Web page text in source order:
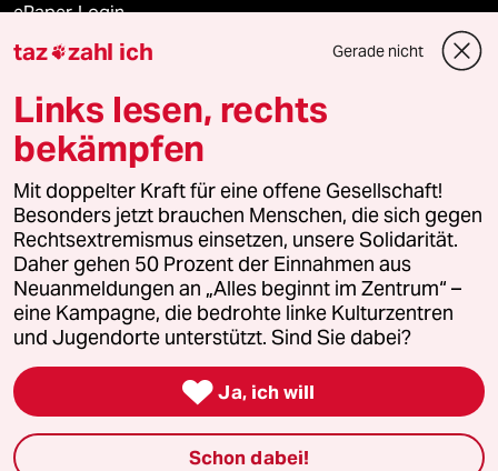
ePaper Login
Downloads für Abonnierende
© 2026 taz Verlags und Vertriebs GmbH
Alle Rechte vorbehalten. Bei rechtlichen Fragen oder für Genehmigungen
wenden Sie sich bitte an
lizenzen@taz.de
Feedback Redaktionsstatut Kommune-Richtlinien
Leitlinie Informant Datenschutz Impressum AGB
Seitenwende Einwilligungen widerrufen (Ads)
taz zahl ich Gerade nicht
Links lesen, rechts
bekämpfen
Mit doppelter Kraft für eine offene Gesellschaft!
Besonders jetzt brauchen Menschen, die sich gegen
Rechtsextremismus einsetzen, unsere Solidarität.
Daher gehen 50 Prozent der Einnahmen aus
Neuanmeldungen an „Alles beginnt im Zentrum“ –
eine Kampagne, die bedrohte linke Kulturzentren
und Jugendorte unterstützt. Sind Sie dabei?
 Ja, ich will
Schon dabei!